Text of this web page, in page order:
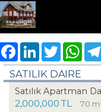
FacebookLinkedInTwitter
SATILIK DAIRE
Satılık Apartman
2,000,000 TL 70